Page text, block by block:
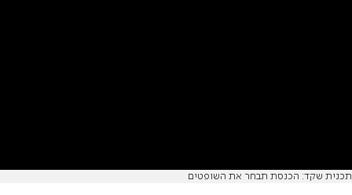
תכנית שקד: הכנסת תבחר את השופטים